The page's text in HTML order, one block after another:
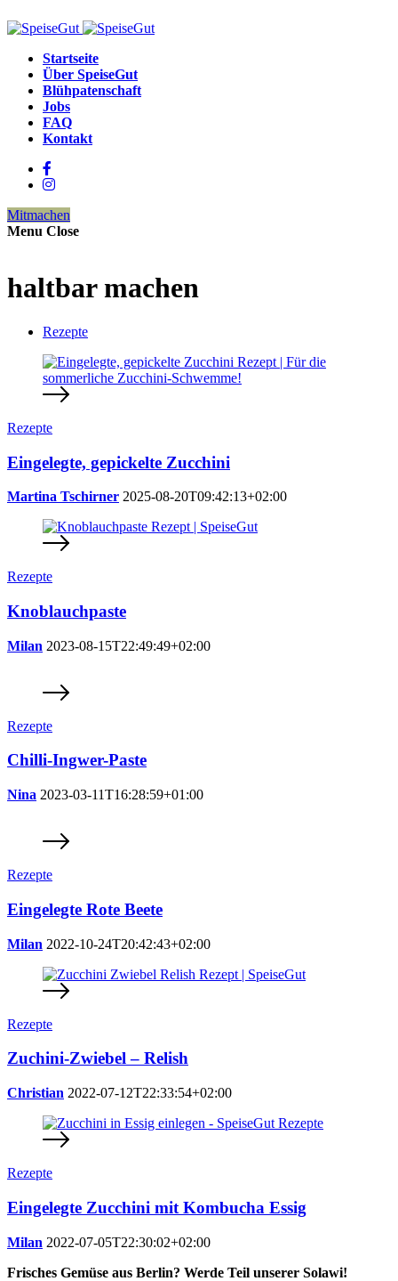
Startseite
Über SpeiseGut
Blühpatenschaft
Jobs
FAQ
Kontakt
Mitmachen
Menu Close
haltbar machen
Rezepte
Rezepte
Eingelegte, gepickelte Zucchini
Martina Tschirner 2025-08-20T09:42:13+02:00
Rezepte
Knoblauchpaste
Milan 2023-08-15T22:49:49+02:00
Rezepte
Chilli-Ingwer-Paste
Nina 2023-03-11T16:28:59+01:00
Rezepte
Eingelegte Rote Beete
Milan 2022-10-24T20:42:43+02:00
Rezepte
Zuchini-Zwiebel – Relish
Christian 2022-07-12T22:33:54+02:00
Rezepte
Eingelegte Zucchini mit Kombucha Essig
Milan 2022-07-05T22:30:02+02:00
Frisches Gemüse aus Berlin? Werde Teil unserer Solawi!